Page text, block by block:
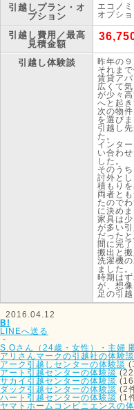
引越しプラン・オ
プション
エコノ
オプシ
引越し費用／最高
見積金額
引越し体験談
昨年の
それま
賃貸ア
広くて
が少々
へと起
次の物
を選びま
引越し
た。
インタ
い合わ
した。
そのう
討外と
積もり
両者と
たので
に決めま
家具は
が多い
だった
間に完了
搬出と
洗濯機
ました。
時期は
が、想
足の引
2016.04.12
B!
LINEへ送る
-
S.Oさん（24歳・女性）・主婦
アリさんマークの引越社の体験談
アーク引越しセンターの体験談
アート引越センターの体験談
サカイ引越センターの体験談
ダック引越センターの体験談 (2
ハート引越センターの体験談 (1
ヤマトホームコンビニエンスの